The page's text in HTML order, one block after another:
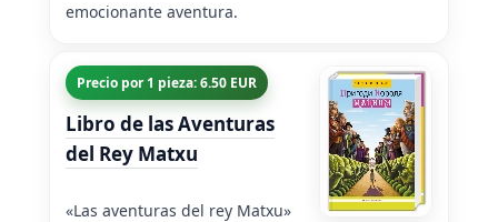
emocionante aventura.
Precio por 1 pieza: 6.50 EUR
Libro de las Aventuras
del Rey Matxu
«Las aventuras del rey Matxu»